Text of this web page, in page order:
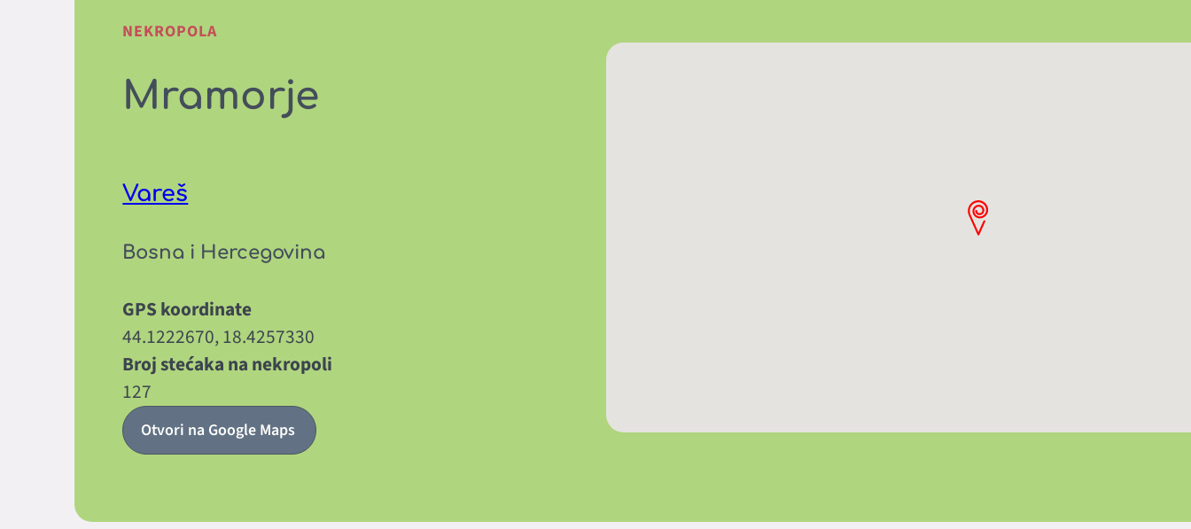
NEKROPOLA
Mramorje
Vareš
Bosna i Hercegovina
GPS koordinate
44.1222670, 18.4257330
Broj stećaka na nekropoli
127
Otvori na Google Maps